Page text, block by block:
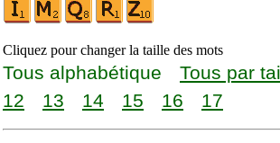
Cliquez pour changer la taille des mots
Tous alphabétique Tous par
12
13 14 15 16 17